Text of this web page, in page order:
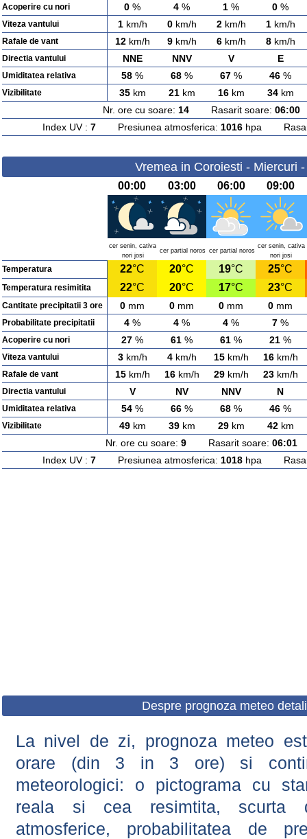
Acoperire cu nori 0 % 4 % 1 % 0 %
Viteza vantului 1km/h 0km/h 2km/h 1km/h
Rafale de vant 12km/h 9km/h 6km/h 8km/h
Directia vantului NNE NNV V E
Umiditatea relativa 58 % 68 % 67 % 46 %
Vizibilitate 35km 21km 16km 34km
Nr. ore cu soare: 14Rasarit soare: 06:00
Index UV : 7Presiunea atmosferica: 1016hpa
Vremea in Coroiesti - Miercuri
00:00 03:00 06:00 09:00
cer senin, cativa
nori josi
cer partial noros cer partial noros
cer senin, cativa
nori josi
Temperatura 22°C 20°C 19°C 25°C
Temperatura resimitita 22°C 20°C 17°C 23°C
Cantitate precipitatii 3 ore 0 mm 0 mm 0 mm 0 mm
Probabilitate precipitatii 4 % 4 % 4 % 7 %
Acoperire cu nori 27 % 61 % 61 % 21 %
Viteza vantului 3km/h 4km/h 15km/h 16km/h
Rafale de vant 15km/h 16km/h 29km/h 23km/h
Directia vantului V NV NNV N
Umiditatea relativa 54 % 66 % 68 % 46 %
Vizibilitate 49km 39km 29km 42km
Nr. ore cu soare: 9Rasarit soare: 06:01
Index UV : 7Presiunea atmosferica: 1018hpa
Despre prognoza meteo
La nivel de zi, prognoza meteo
orare (din 3 in 3 ore) si
meteorologici: o pictograma cu
reala si cea resimtita, scurta
atmosferice, probabilitatea de